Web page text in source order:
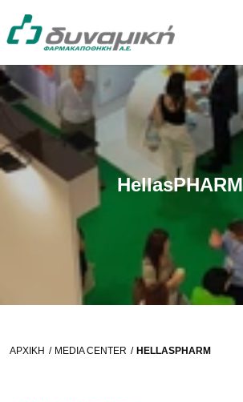
HellasPHARM
ΑΡΧΙΚΉ MEDIA CENTER HELLASPHARM